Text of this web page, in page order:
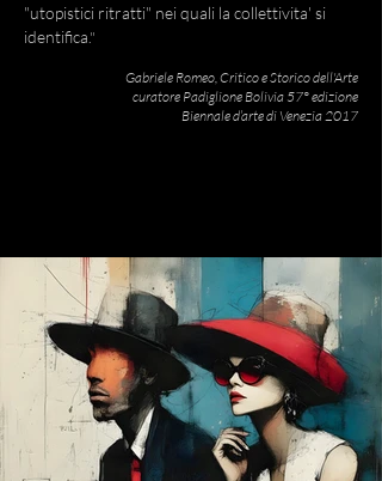
"utopistici ritratti" nei quali la collettivita' si
identifica."
Gabriele Romeo,Critico e Storico dell'Arte
curatore Padiglione Bolivia 57° edizione
Biennale d’arte di Venezia 2017